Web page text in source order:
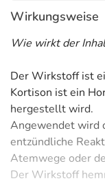
Wirkungsweise
Wie wirkt der
Der Wirkstoff ist
Kortison ist ein
hergestellt wird.
Angewendet wird
entzündliche
Atemwege oder
Der Wirkstoff